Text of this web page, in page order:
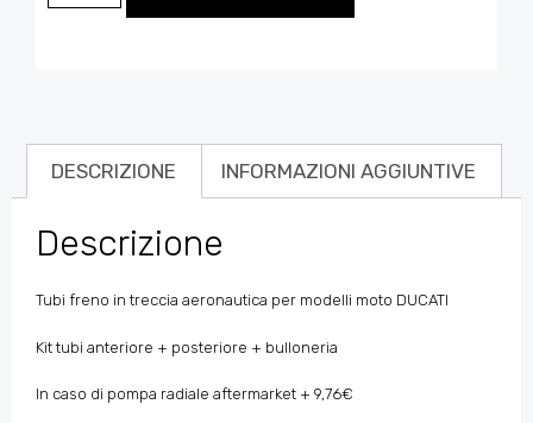
DESCRIZIONE INFORMAZIONI AGGIUNTIVE
Descrizione
Tubi freno in treccia aeronautica per modelli moto DUCATI
Kit tubi anteriore + posteriore + bulloneria
In caso di pompa radiale aftermarket + 9,76€